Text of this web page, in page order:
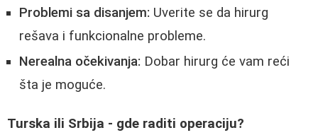
Problemi sa disanjem: Uverite se da hirurg
rešava i funkcionalne probleme.
Nerealna očekivanja: Dobar hirurg će vam reći
šta je moguće.
Turska ili Srbija - gde raditi operaciju?